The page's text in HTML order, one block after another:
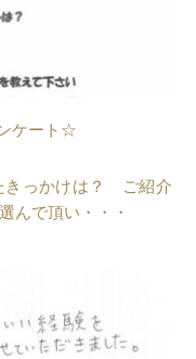
ケート☆
きっかけは？ ご紹介
んで頂い・・・